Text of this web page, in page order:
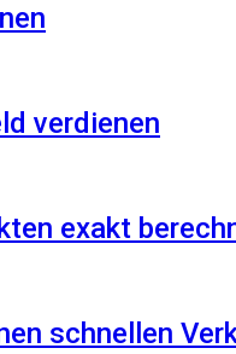
verdienen
exakt
schnellen